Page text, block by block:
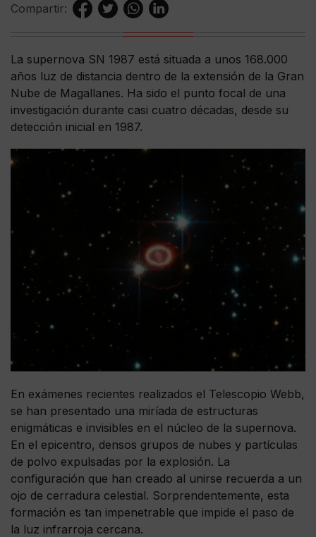
Compartir:
La supernova SN 1987 está situada a unos 168.000
años luz de distancia dentro de la extensión de la Gran
Nube de Magallanes. Ha sido el punto focal de una
investigación durante casi cuatro décadas, desde su
detección inicial en 1987.
En exámenes recientes realizados el Telescopio Webb,
se han presentado una miríada de estructuras
enigmáticas e invisibles en el núcleo de la supernova.
En el epicentro, densos grupos de nubes y partículas
de polvo expulsadas por la explosión. La
configuración que han creado al unirse recuerda a un
ojo de cerradura celestial. Sorprendentemente, esta
formación es tan impenetrable que impide el paso de
la luz infrarroja cercana.